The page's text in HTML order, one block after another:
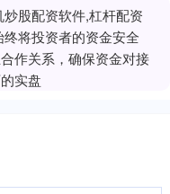
股配资软件,杠杆配资
将投资者的资金安全
作关系，确保资金对接
实盘